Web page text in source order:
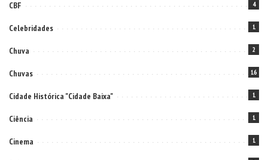
CBF 4
Celebridades 1
Chuva 2
Chuvas 16
Cidade Histórica "Cidade Baixa" 1
Ciência 1
Cinema 1